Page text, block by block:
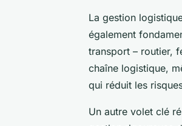
La gestion
également
transport – routier,
chaîne logistique,
qui réduit les
Un autre volet clé